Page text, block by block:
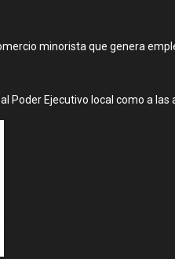
minorista que genera
Ejecutivo local como a las